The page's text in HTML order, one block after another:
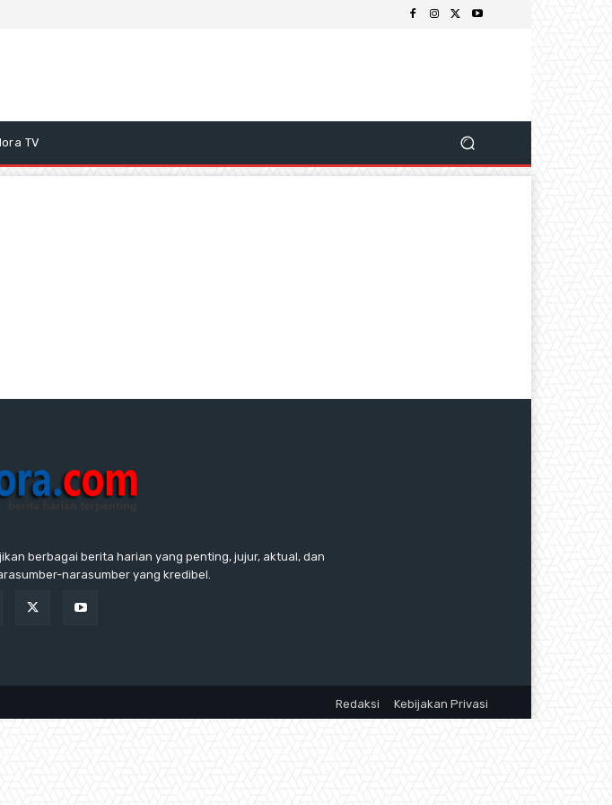
TV
berbagai berita harian yang penting, jujur, aktual, dan
narasumber yang kredibel.
Redaksi Kebijakan Privasi